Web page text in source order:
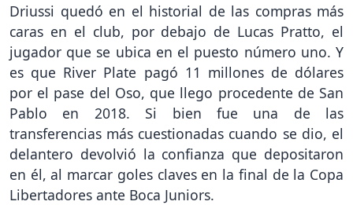
Driussi quedó en el historial de las compras más
caras en el club, por debajo de Lucas Pratto, el
jugador que se ubica en el puesto número uno. Y
es que River Plate pagó 11 millones de dólares
por el pase del Oso, que llego procedente de San
Pablo en 2018. Si bien fue una de las
transferencias más cuestionadas cuando se dio, el
delantero devolvió la confianza que depositaron
en él, al marcar goles claves en la final de la Copa
Libertadores ante Boca Juniors.